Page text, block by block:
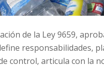
de la Ley 9659,
responsabilidades,
control, articula con la